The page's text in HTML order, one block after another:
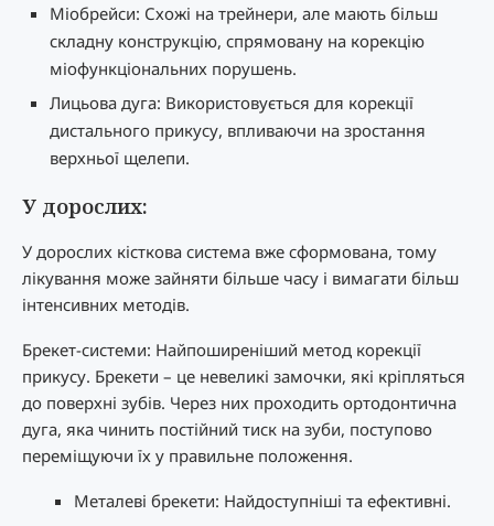
Міобрейси: Схожі на трейнери, але мають більш
складну конструкцію, спрямовану на корекцію
міофункціональних порушень.
Лицьова дуга: Використовується для корекції
дистального прикусу, впливаючи на зростання
верхньої щелепи.
У дорослих:
У дорослих кісткова система вже сформована, тому
лікування може зайняти більше часу і вимагати більш
інтенсивних методів.
Брекет-системи: Найпоширеніший метод корекції
прикусу. Брекети – це невеликі замочки, які кріпляться
до поверхні зубів. Через них проходить ортодонтична
дуга, яка чинить постійний тиск на зуби, поступово
переміщуючи їх у правильне положення.
Металеві брекети: Найдоступніші та ефективні.